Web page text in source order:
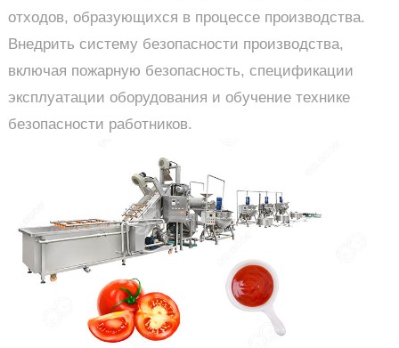
отходов, образующихся в процессе производства.
Внедрить систему безопасности производства,
включая пожарную безопасность, спецификации
эксплуатации оборудования и обучение технике
безопасности работников.